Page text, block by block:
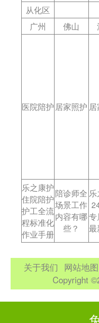
从化区
广州
佛山
医院陪护 居家照护
乐之康护
住院陪护
护工全流
程标准化
作业手册
陪诊师全
场景工作
内容有哪
些？
专
最
关于我们 网站地图
Copyright